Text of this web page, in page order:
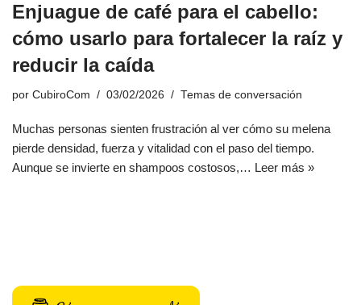
Enjuague de café para el cabello:
cómo usarlo para fortalecer la raíz y
reducir la caída
por CubiroCom 03/02/2026 Temas de conversación
Muchas personas sienten frustración al ver cómo su melena
pierde densidad, fuerza y vitalidad con el paso del tiempo.
Aunque se invierte en shampoos costosos,… Leer más »